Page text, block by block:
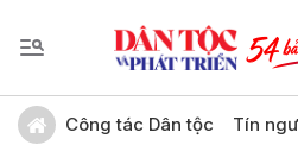
Công tác Dân tộc Tín
Gửi bình luận